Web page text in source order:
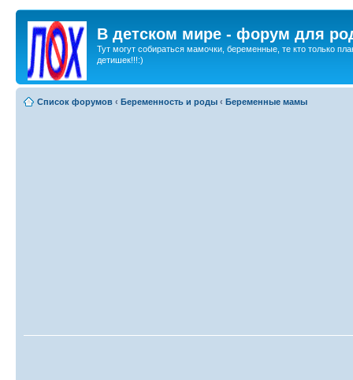
В детском мире - форум для
Тут могут собираться мамочки, беременные, те кто только
детишек!!!:)
Список форумов ‹ Беременность и роды ‹ Беременные мамы